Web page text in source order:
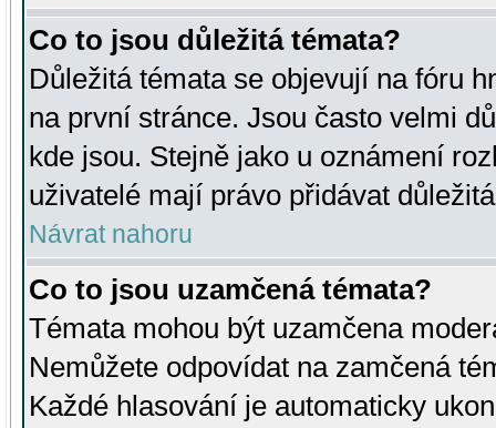
Co to jsou důležitá témata?
Důležitá témata se objevují na fóru
na první stránce. Jsou často velmi
kde jsou. Stejně jako u oznámení
uživatelé mají právo přidávat
Návrat nahoru
Co to jsou uzamčená témata?
Témata mohou být uzamčena
Nemůžete odpovídat na zamčená
Každé hlasování je automaticky